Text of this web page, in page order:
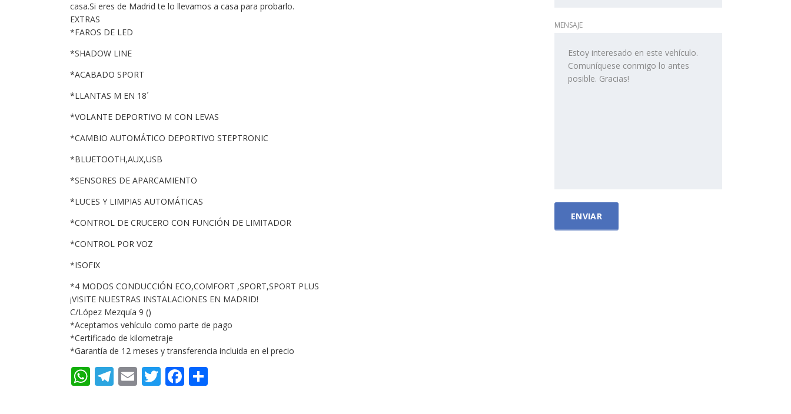
casa.Si eres de Madrid te lo llevamos a casa para probarlo.
EXTRAS
*FAROS DE LED
*SHADOW LINE
*ACABADO SPORT
*LLANTAS M EN 18´
*VOLANTE DEPORTIVO M CON LEVAS
*CAMBIO AUTOMÁTICO DEPORTIVO STEPTRONIC
*BLUETOOTH,AUX,USB
*SENSORES DE APARCAMIENTO
*LUCES Y LIMPIAS AUTOMÁTICAS
*CONTROL DE CRUCERO CON FUNCIÓN DE LIMITADOR
*CONTROL POR VOZ
*ISOFIX
*4 MODOS CONDUCCIÓN ECO,COMFORT ,SPORT,SPORT PLUS
¡VISITE NUESTRAS INSTALACIONES EN MADRID!
C/López Mezquía 9 ()
*Aceptamos vehículo como parte de pago
*Certificado de kilometraje
*Garantía de 12 meses y transferencia incluida en el precio
MENSAJE
WhatsApp
Telegram
EmailTwitterFacebook